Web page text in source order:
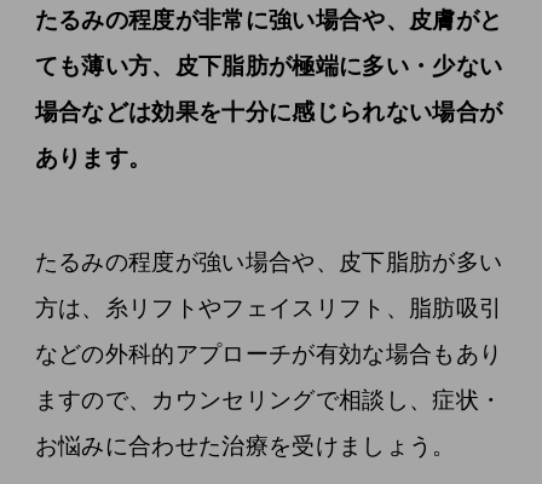
たるみの程度が非常に強い場合や、皮膚がと
ても薄い方、皮下脂肪が極端に多い・少ない
場合などは効果を十分に感じられない場合が
あります。
たるみの程度が強い場合や、皮下脂肪が多い
方は、糸リフトやフェイスリフト、脂肪吸引
などの外科的アプローチが有効な場合もあり
ますので、カウンセリングで相談し、症状・
お悩みに合わせた治療を受けましょう。